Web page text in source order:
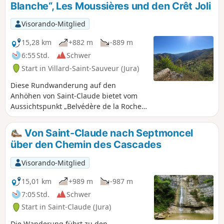
Blanche“, Les Moussières und den Crêt Joli
Visorando-Mitglied
15,28 km
+882 m
-889 m
6:55 Std.
Schwer
Start in Villard-Saint-Sauveur (Jura)
Diese Rundwanderung auf den
Anhöhen von Saint-Claude bietet vom
Aussichtspunkt „Belvédère de la Roche
Blanche“ aus einen herrlichen Blick auf
die Gorges du Flumen und die
Bergkämme des Haut-Jura, führt
anschließend zum Dorf Les Moussières
und schließlich über den Crêt Joli mit
seinen typischen Jura-Landschaften
wieder hinunter. Der Aufstieg zur Roche
Blanche ist anspruchsvoll und erfordert
eine sehr gute körperliche Verfassung.
Bei feuchtem Wetter wird die
Verwendung von Wanderstöcken für
Von Saint-Claude nach Septmoncel
über den Chemin des Cascades
Visorando-Mitglied
15,01 km
+989 m
-987 m
7:05 Std.
Schwer
Start in Saint-Claude (Jura)